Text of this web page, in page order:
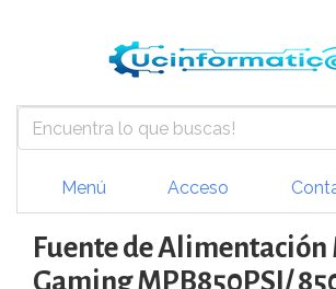
Menú Acceso
Fuente de Alimentación
Gaming MPB850PSI/